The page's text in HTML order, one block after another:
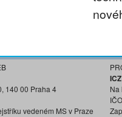
140 00 Praha 4
vedeném MS v Praze
Na